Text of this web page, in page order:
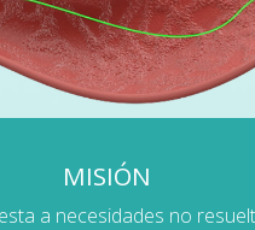
MISIÓN
a necesidades no